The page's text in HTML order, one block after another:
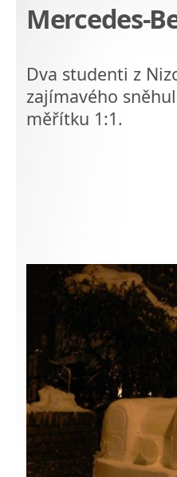
Mercedes-
Dva studenti z
zajímavého
měřítku 1:1.